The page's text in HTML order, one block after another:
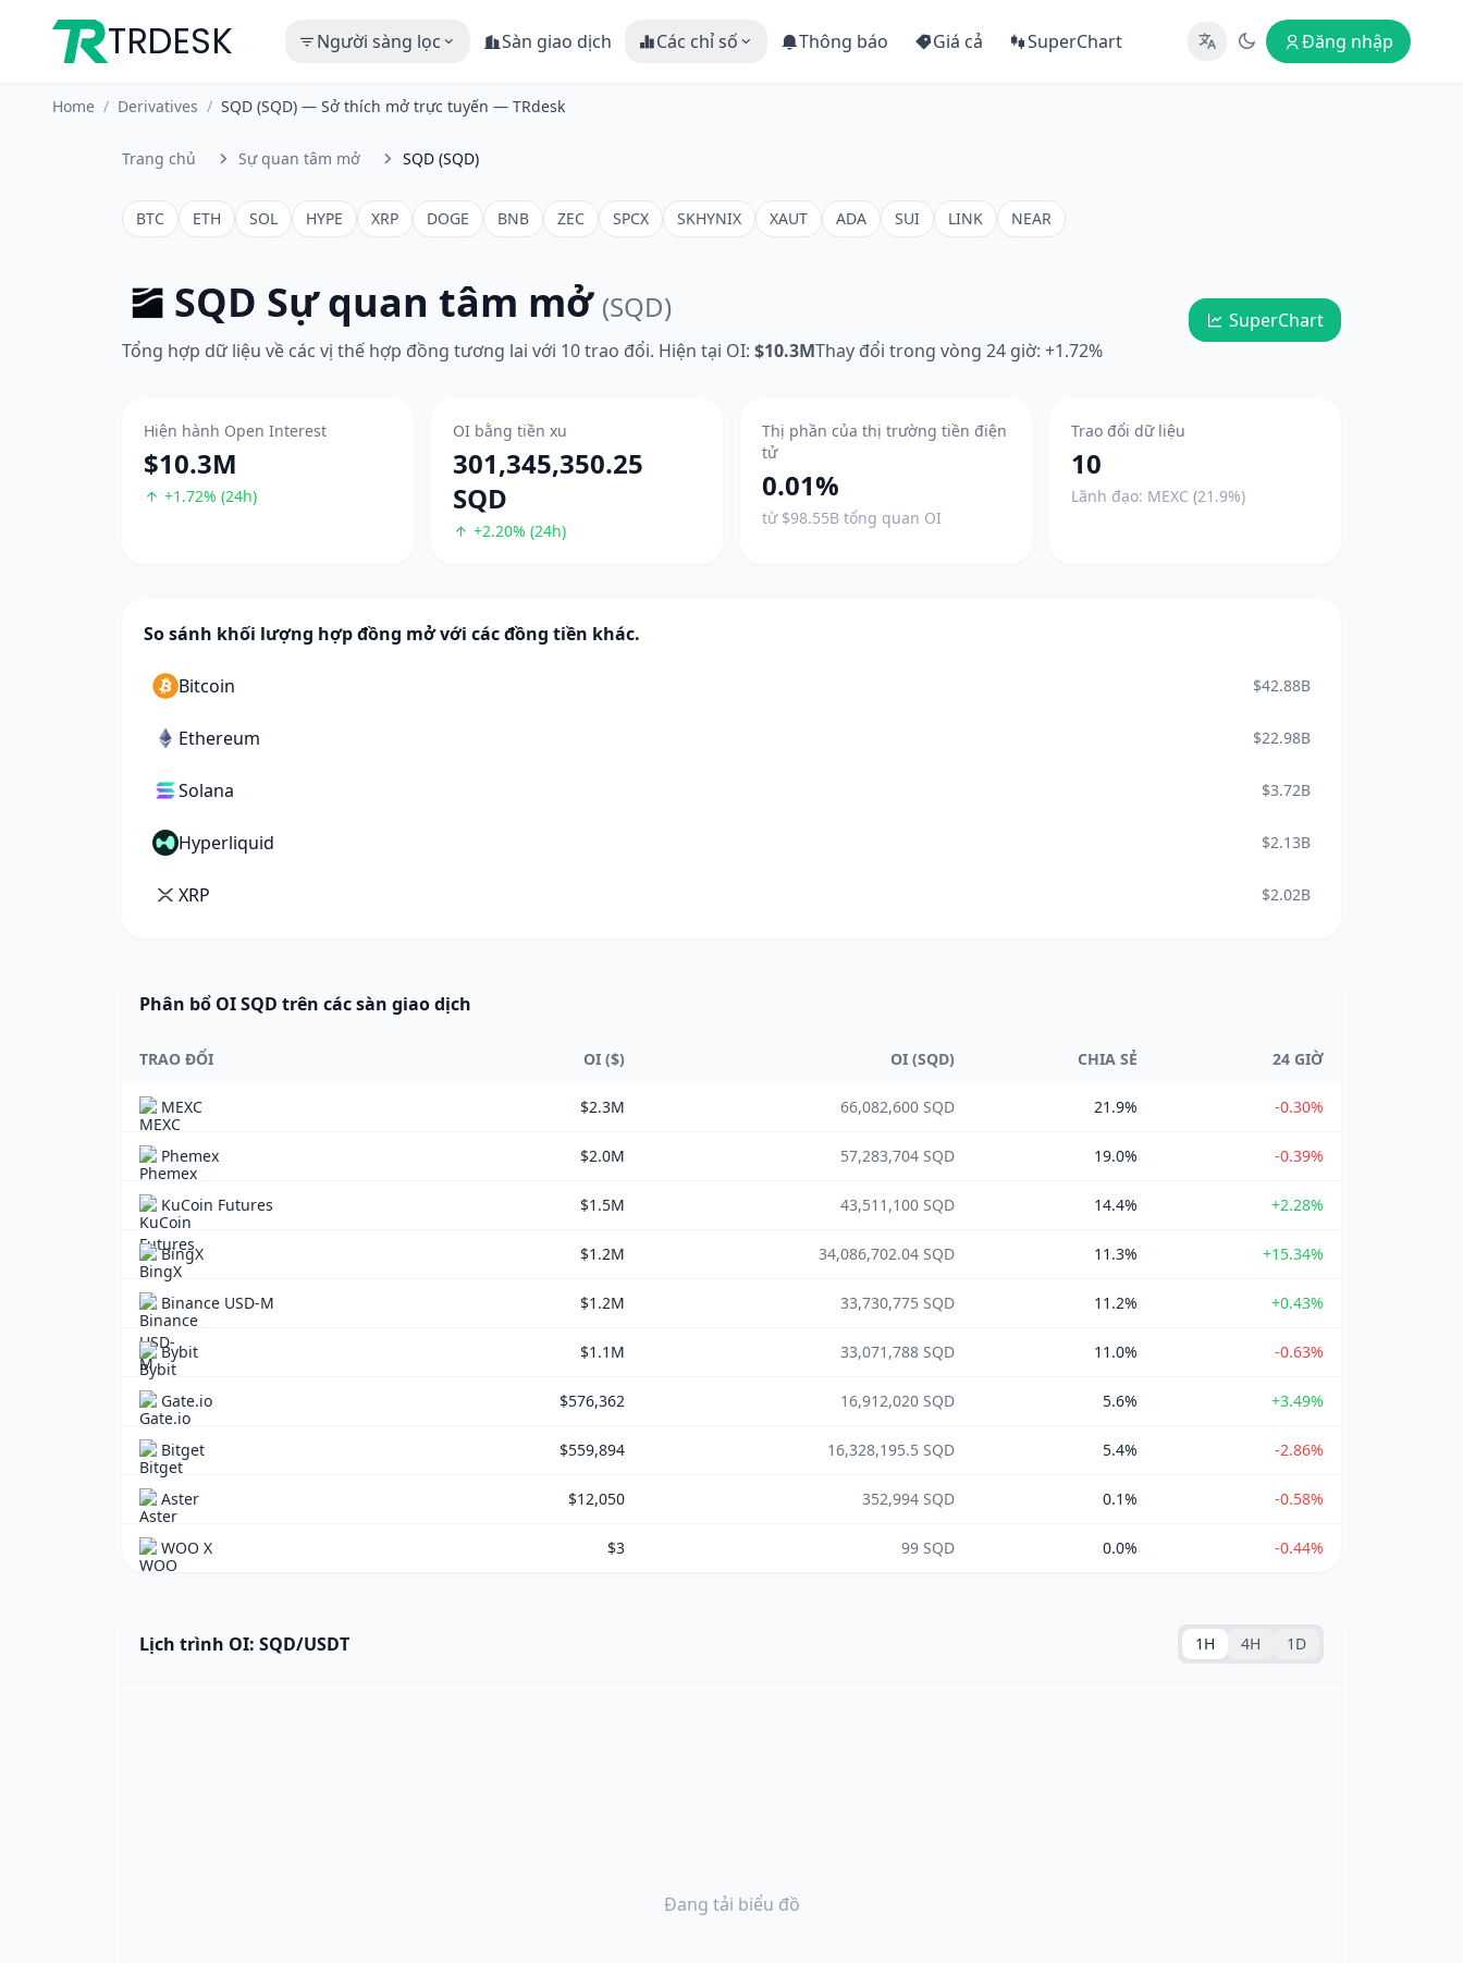
TRDESK Người sàng lọc Sàn giao dịch Các chỉ số Thông báo Giá cả SuperChart Đăng nhập
Home / Derivatives / SQD (SQD) — Sở thích mở trực tuyến — TRdesk
Trang chủ Sự quan tâm mở SQD (SQD)
BTC ETH SOL HYPE XRP DOGE BNB ZEC SPCX SKHYNIX XAUT ADA SUI LINK NEAR
SQD Sự quan tâm mở (SQD)
Tổng hợp dữ liệu về các vị thế hợp đồng tương lai với 10 trao đổi. Hiện tại OI: $10.3MThay đổi trong vòng 24 giờ: +1.72%
SuperChart
Hiện hành Open Interest
$10.3M
+1.72% (24h)
OI bằng tiền xu
301,345,350.25
SQD
+2.20% (24h)
Thị phần của thị trường tiền điện
tử
0.01%
từ $98.55B tổng quan OI
Trao đổi dữ liệu
10
Lãnh đạo: MEXC (21.9%)
So sánh khối lượng hợp đồng mở với các đồng tiền khác.
Bitcoin $42.88B
Ethereum $22.98B
Solana $3.72B
Hyperliquid $2.13B
XRP $2.02B
Phân bổ OI SQD trên các sàn giao dịch
TRAO ĐỔI OI ($) OI (SQD) CHIA SẺ 24 GIỜ
MEXC $2.3M 66,082,600 SQD 21.9% -0.30%
Phemex $2.0M 57,283,704 SQD 19.0% -0.39%
KuCoin Futures $1.5M 43,511,100 SQD 14.4% +2.28%
BingX $1.2M 34,086,702.04 SQD 11.3% +15.34%
Binance USD-M $1.2M 33,730,775 SQD 11.2% +0.43%
Bybit $1.1M 33,071,788 SQD 11.0% -0.63%
Gate.io $576,362 16,912,020 SQD 5.6% +3.49%
Bitget $559,894 16,328,195.5 SQD 5.4% -2.86%
Aster $12,050 352,994 SQD 0.1% -0.58%
WOO X $3 99 SQD 0.0% -0.44%
Lịch trình OI: SQD/USDT 1H 4H 1D
Đang tải biểu đồ